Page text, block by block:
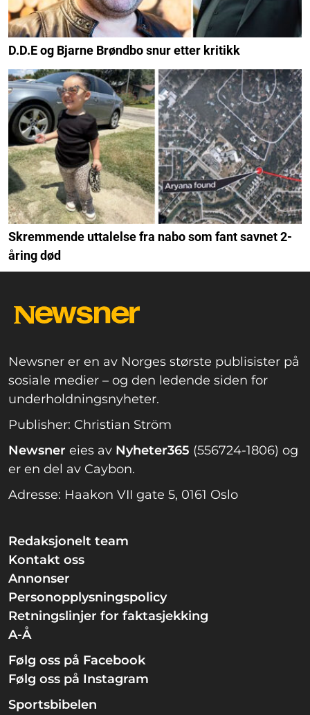
D.D.E og Bjarne Brøndbo snur etter kritikk
Skremmende uttalelse fra nabo som fant savnet 2-
åring død
Newsner er en av Norges største publisister på
sosiale medier – og den ledende siden for
underholdningsnyheter.
Publisher: Christian Ström
Newsner eies av Nyheter365 (556724-1806) og
er en del av Caybon.
Adresse: Haakon VII gate 5, 0161 Oslo
Redaksjonelt team
Kontakt oss
Annonser
Personopplysningspolicy
Retningslinjer for faktasjekking
A-Å
Følg oss på Facebook
Følg oss på Instagram
Sportsbibelen